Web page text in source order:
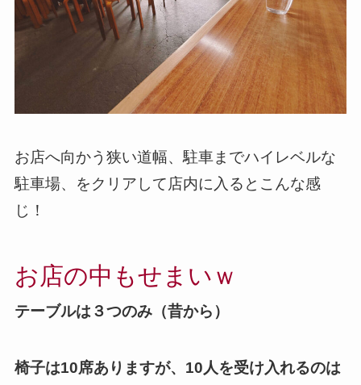
お店へ向かう狭い道幅、駐車までハイレベルな
駐車場、をクリアして店内に入るとこんな感
じ！
お店の中もせまいｗ
テーブルは３つのみ（昔から）
椅子は10席ありますが、10人を受け入れるのは